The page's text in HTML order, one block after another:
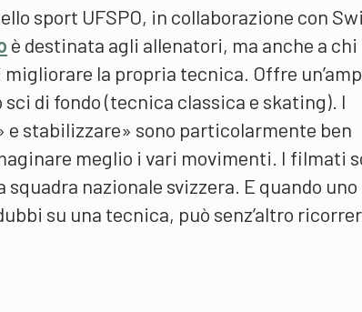
sport UFSPO, in collaborazione con
è destinata agli allenatori, ma anche a chi
la propria tecnica. Offre
di fondo (tecnica classica e skating). I
stabilizzare» sono particolarmente ben
meglio i vari movimenti. I filmati
nazionale svizzera. E quando uno
su una tecnica, può senz’altro